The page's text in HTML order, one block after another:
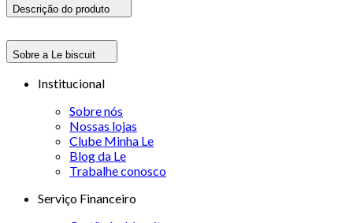
Descrição do produto
Sobre a Le biscuit
Institucional
Sobre nós
Nossas lojas
Clube Minha Le
Blog da Le
Trabalhe conosco
Serviço Financeiro